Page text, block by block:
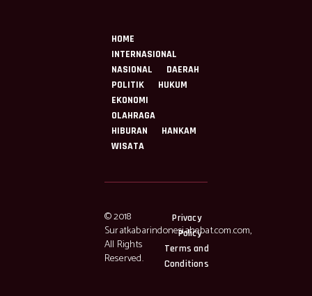
HOME
INTERNASIONAL
NASIONAL
DAERAH
POLITIK
HUKUM
EKONOMI
OLAHRAGA
HIBURAN
HANKAM
WISATA
© 2018
Suratkabarindonesiahebat.com.com,
All Rights
Reserved.
Privacy
Policy
Terms and
Conditions